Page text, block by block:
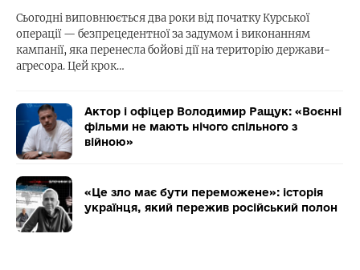
Сьогодні виповнюється два роки від початку Курської
операції — безпрецедентної за задумом і виконанням
кампанії, яка перенесла бойові дії на територію держави-
агресора. Цей крок…
Актор і офіцер Володимир Ращук: «Воєнні
фільми не мають нічого спільного з
війною»
«Це зло має бути переможене»: історія
українця, який пережив російський полон